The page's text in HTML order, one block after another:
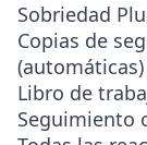
Sobriedad
Copias de
(automáticas)
Libro de
Seguimiento